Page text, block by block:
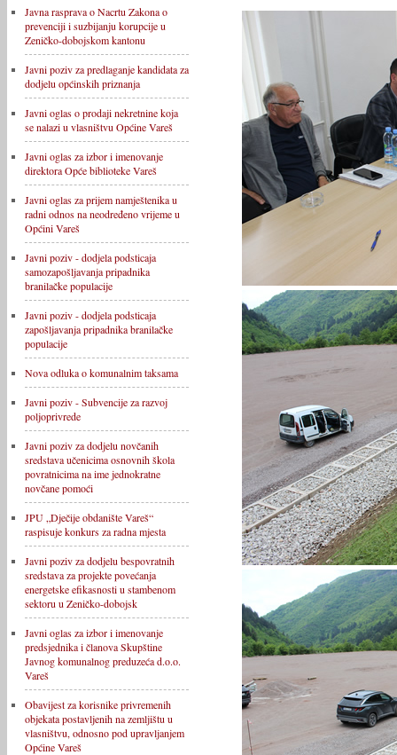
Javna rasprava o Nacrtu Zakona o
prevenciji i suzbijanju korupcije u
Zeničko-dobojskom kantonu
Javni poziv za predlaganje kandidata za
dodjelu općinskih priznanja
Javni oglas o prodaji nekretnine koja
se nalazi u vlasništvu Općine Vareš
Javni oglas za izbor i imenovanje
direktora Opće biblioteke Vareš
Javni oglas za prijem namještenika u
radni odnos na neodređeno vrijeme u
Općini Vareš
Javni poziv - dodjela podsticaja
samozapošljavanja pripadnika
branilačke populacije
Javni poziv - dodjela podsticaja
zapošljavanja pripadnika branilačke
populacije
Nova odluka o komunalnim taksama
Javni poziv - Subvencije za razvoj
poljoprivrede
Javni poziv za dodjelu novčanih
sredstava učenicima osnovnih škola
povratnicima na ime jednokratne
novčane pomoći
JPU „Dječije obdanište Vareš“
raspisuje konkurs za radna mjesta
Javni poziv za dodjelu bespovratnih
sredstava za projekte povećanja
energetske efikasnosti u stambenom
sektoru u Zeničko-dobojsk
Javni oglas za izbor i imenovanje
predsjednika i članova Skupštine
Javnog komunalnog preduzeća d.o.o.
Vareš
Obavijest za korisnike privremenih
objekata postavljenih na zemljištu u
vlasništvu, odnosno pod upravljanjem
Općine Vareš